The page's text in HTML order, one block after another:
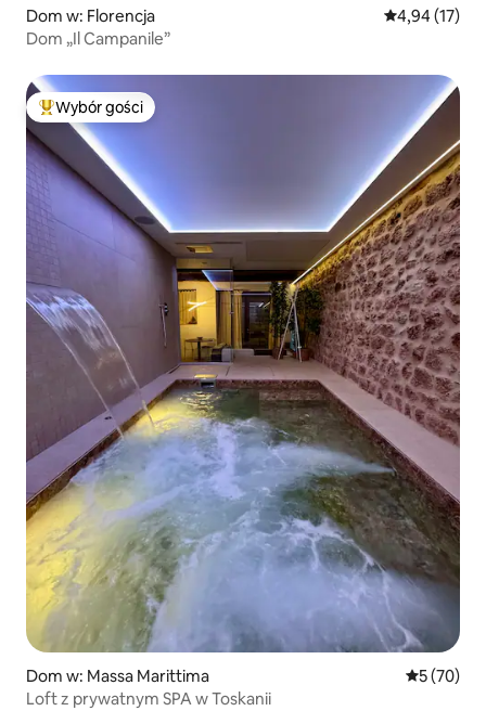
Dom w: Florencja Średnia
4,94 (17)
Dom „Il Campanile”
Najpopularniejsze z kategorii Wybór gości
Wybór gości
Dom w: Massa Marittima Średnia
5 (70)
Loft z prywatnym SPA w Toskanii